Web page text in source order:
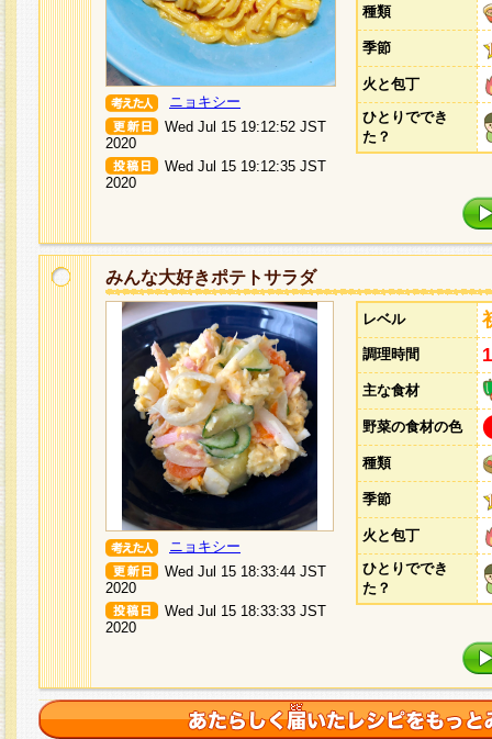
ニョキシー
Wed Jul 15 19:12:52 JST
2020
Wed Jul 15 19:12:35 JST
2020
種類
季節
火と包丁
ひとりででき
た？
みんな大好きポテトサラダ
ニョキシー
Wed Jul 15 18:33:44 JST
2020
Wed Jul 15 18:33:33 JST
2020
レベル
調理時間
主な食材
野菜の食材の色
種類
季節
火と包丁
ひとりででき
た？